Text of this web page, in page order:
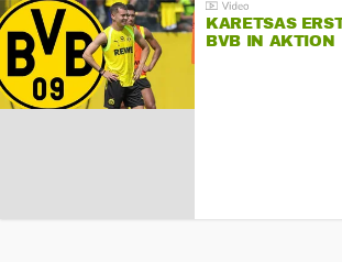
KARETSAS
BVB IN AKTION